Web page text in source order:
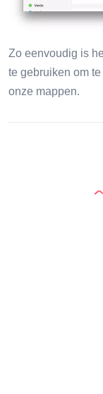
Zo eenvoudig is
te gebruiken om
onze mappen.